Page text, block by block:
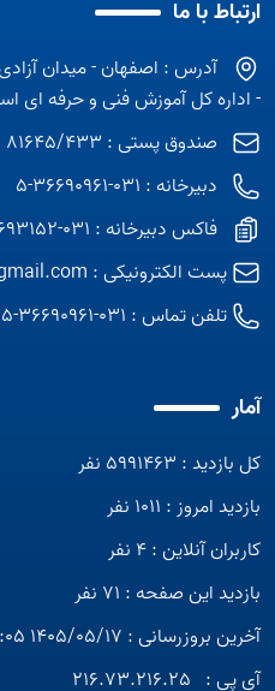
ارتباط با ما
آدرس : اصفهان - میدان آزادی
- اداره کل آموزش فنی و حرفه ای
صندوق پستی : 81645/433
دبیرخانه : 031-36690961-5
فاکس دبیرخانه : 031-36693152
پست الکترونیکی :
تلفن تماس : 031-36690961-5
آمار
کل بازدید : 5991463 نفر
بازدید امروز : 1011 نفر
کاربران آنلاین : 4 نفر
بازدید این صفحه : 71 نفر
آخرین بروزرسانی : 1405/05/17 13:05
آی پی : 216.73.216.25